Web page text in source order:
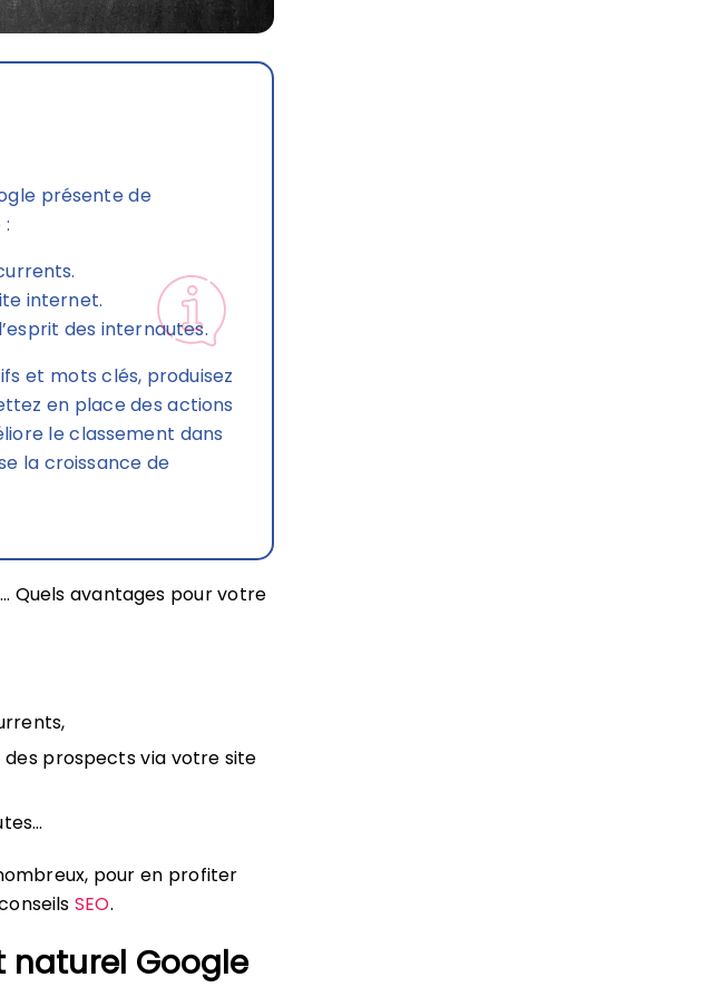
présente de
internet.
des internautes.
et mots clés, produisez
en place des actions
le classement dans
la croissance de
… Quels avantages pour votre
prospects via votre site
pour en profiter
SEO.
naturel Google